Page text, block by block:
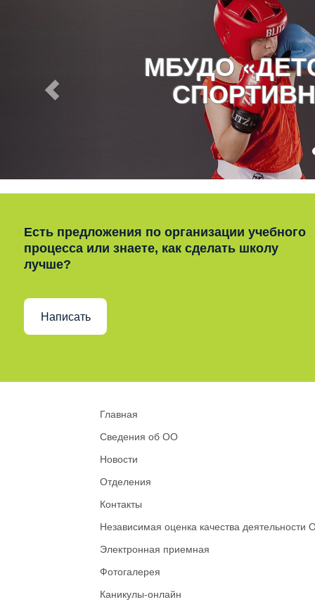
МБУДО
Есть предложения по организации учебного
процесса или знаете, как сделать школу
лучше?
Написать
Главная
Сведения об ОО
Новости
Отделения
Контакты
Независимая оценка качества деятельности
Электронная приемная
Фотогалерея
Каникулы-онлайн